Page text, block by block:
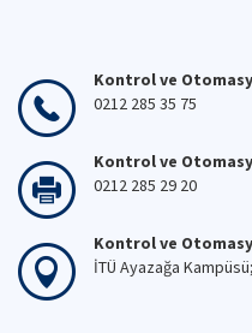
Kontrol ve
0212 285 35 75
Kontrol ve
0212 285 29 20
Kontrol ve
İTÜ Ayazağa